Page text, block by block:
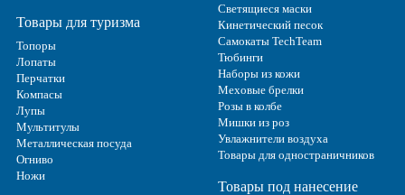
Товары для туризма
Топоры
Лопаты
Перчатки
Компасы
Лупы
Мультитулы
Металлическая посуда
Огниво
Ножи
Светящиеся маски
Кинетический песок
Самокаты TechTeam
Тюбинги
Наборы из кожи
Меховые брелки
Розы в колбе
Мишки из роз
Увлажнители воздуха
Товары для одностраничников
Товары под нанесение